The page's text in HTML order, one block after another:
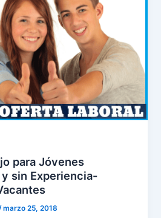
para Jóvenes
sin Experiencia-
marzo 25, 2018